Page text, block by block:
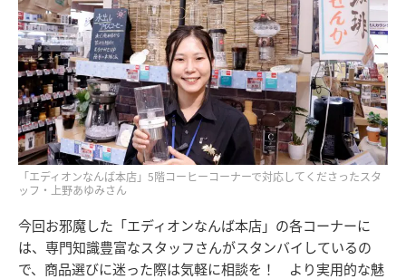
「エディオンなんば本店」5階コーヒーコーナーで対応してくださったスタ
ッフ・上野あゆみさん
今回お邪魔した「エディオンなんば本店」の各コーナーに
は、専門知識豊富なスタッフさんがスタンバイしているの
で、商品選びに迷った際は気軽に相談を！ より実用的な魅